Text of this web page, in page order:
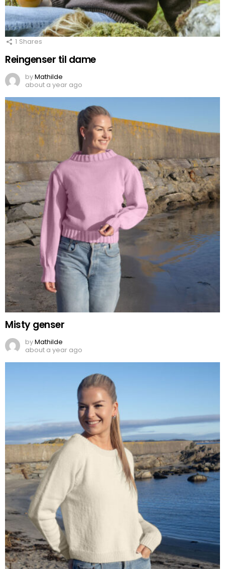
1 Shares
Reingenser til dame
byMathilde
about a year ago
Misty genser
byMathilde
about a year ago